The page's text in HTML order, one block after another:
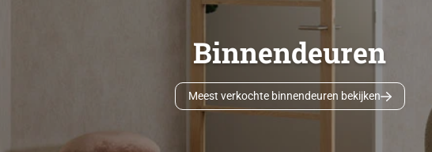
Binnendeuren
Meest verkochte binnendeuren bekijken